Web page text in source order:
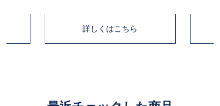
詳しくはこちら